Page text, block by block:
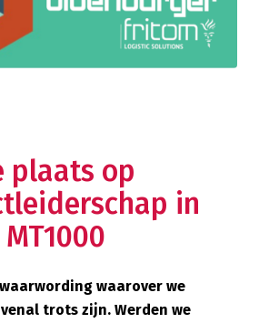
plaats op
in
MT1000
waarover we
trots zijn. Werden we